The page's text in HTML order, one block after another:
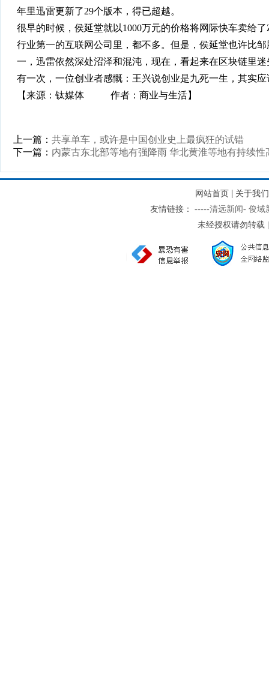
年里迅雷更新了29个版本，得已超越。
很早的时候，侯延堂就以1000万元的价格将网际快车卖给
行业第一的互联网公司里，都不多。但是，侯延堂也许比
一，迅雷依然深处沼泽和混沌，现在，看起来在区块链里
有一次，一位创业者感慨：王兴说创业是九死一生，其实
【来源：钛媒体 作者：商业与生活】
上一篇： 共享单车，或许是中国创业史上最疯狂的试错
下一篇： 内蒙古东北部等地有强降雨 华北黄淮等地有持续性
网站首页| 关于我们
友情链接： -----清远新闻- 俊域
未经授权请勿转载